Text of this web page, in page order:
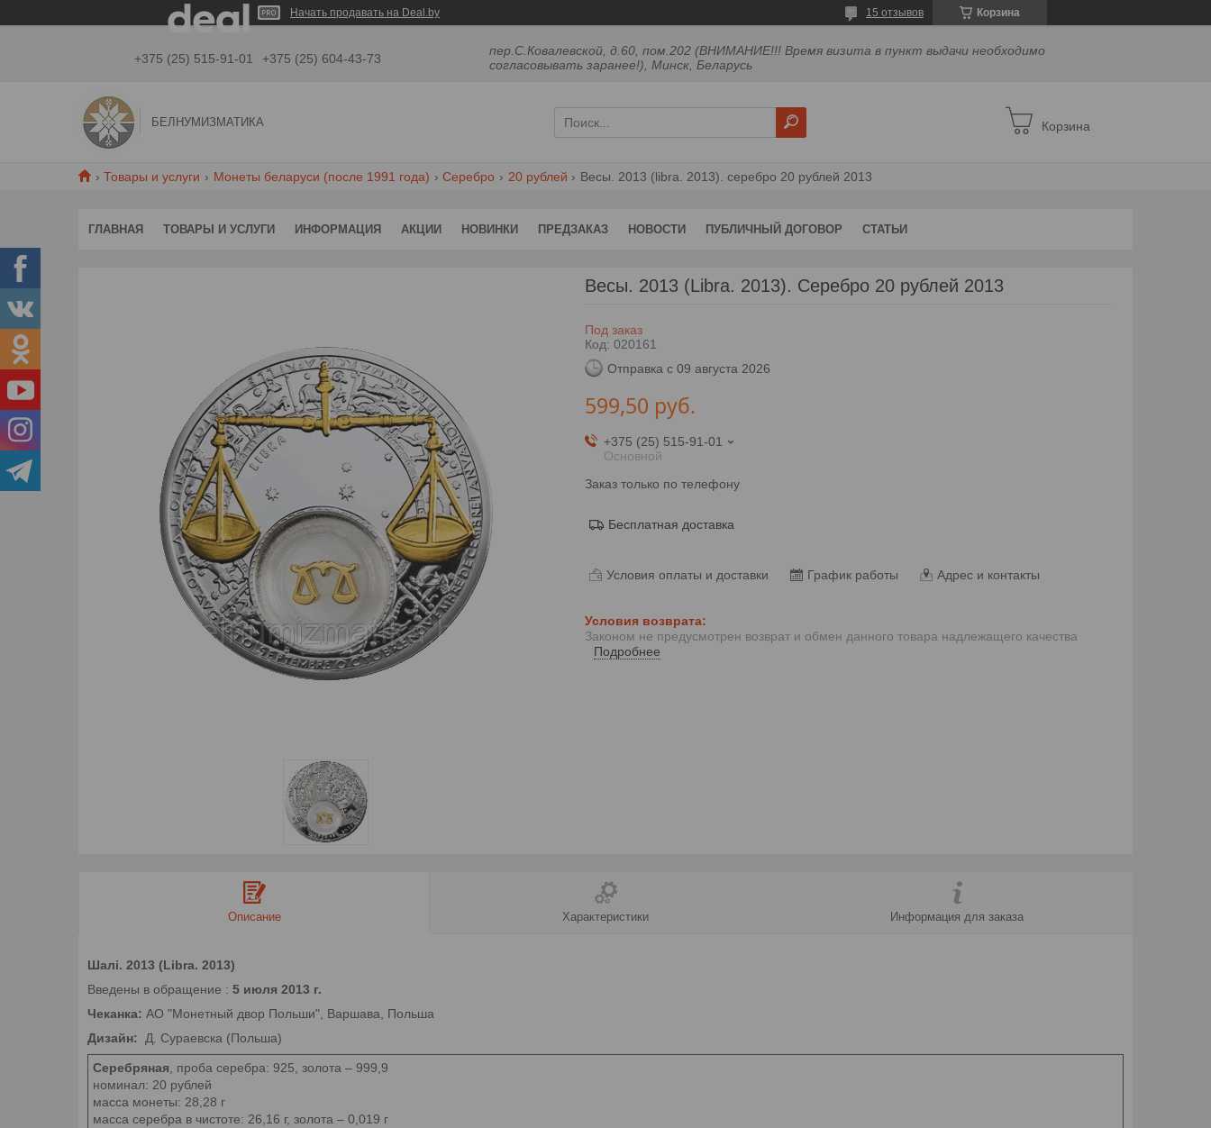
Начать продавать на Deal.by Корзина
15 отзывов
+375 (25) 515-91-01 +375 (25) 604-43-73
пер.С.Ковалевской, д.60, пом.202 (ВНИМАНИЕ!!! Время визита в пункт выдачи необходимо
согласовывать заранее!), Минск, Беларусь
БЕЛНУМИЗМАТИКА Корзина
Товары и услуги Монеты беларуси (после 1991 года) Серебро 20 рублей Весы. 2013 (libra. 2013). серебро 20 рублей 2013
ГЛАВНАЯ ТОВАРЫ И УСЛУГИ ИНФОРМАЦИЯ АКЦИИ НОВИНКИ ПРЕДЗАКАЗ НОВОСТИ ПУБЛИЧНЫЙ ДОГОВОР СТАТЬИ
Весы. 2013 (Libra. 2013). Серебро 20 рублей 2013
Под заказ
Код: 020161
Отправка с 09 августа 2026
599,50 руб.
+375 (25) 515-91-01
Основной
Заказ только по телефону
Бесплатная доставка
Условия оплаты и доставки График работы Адрес и контакты
Законом не предусмотрен возврат и обмен данного товара надлежащего качества
Подробнее
Описание Характеристики Информация для заказа
Шалі. 2013 (Libra. 2013)
Введены в обращение : 5 июля 2013 г.
Чеканка: АО "Монетный двор Польши", Варшава, Польша
Дизайн:
Д. Сураевска (Польша)
Серебряная , проба серебра: 925, золота – 999,9
номинал: 20 рублей
масса монеты: 28,28 г
масса серебра в чистоте: 26,16 г, золота – 0,019 г